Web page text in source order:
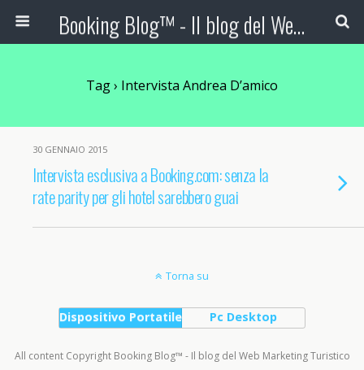
Booking Blog™ - Il blog del Web Marketing Turistico
Tag › Intervista Andrea D’amico
30 GENNAIO 2015
Intervista esclusiva a Booking.com: senza la
rate parity per gli hotel sarebbero guai
Torna su
Dispositivo Portatile Pc Desktop
All content Copyright Booking Blog™ - Il blog del Web Marketing Turistico